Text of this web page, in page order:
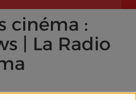
cinéma :
| La Radio